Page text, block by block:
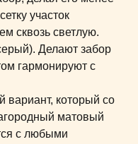
участок
сквозь светлую.
Делают забор
гармонируют с
вариант, который со
матовый
с любыми